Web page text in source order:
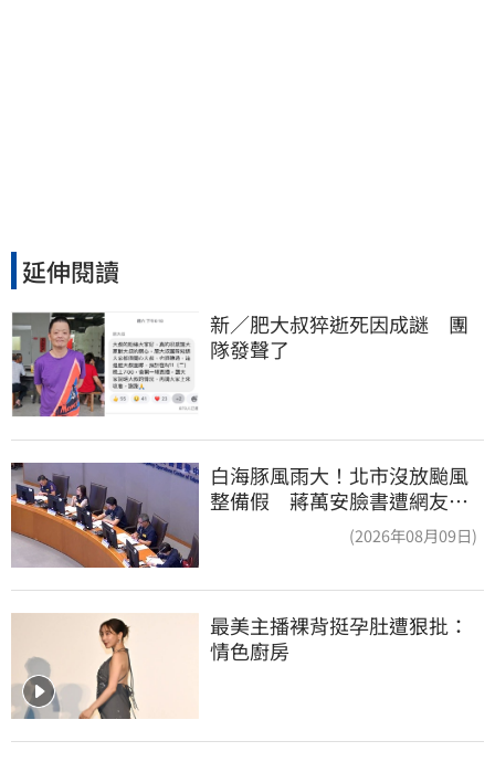
延伸閱讀
新／肥大叔猝逝死因成謎　團
隊發聲了
白海豚風雨大！北市沒放颱風
整備假 蔣萬安臉書遭網友灌
(2026年08月09日)
最美主播裸背挺孕肚遭狠批：
情色廚房